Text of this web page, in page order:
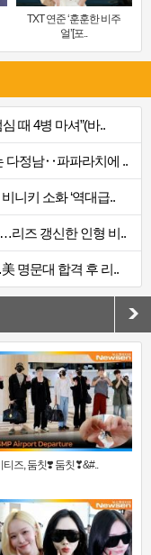
TXT 연준 ‘훈훈한 비주
얼’[포..
때 4병 마셔”(바..
다정남‥파파라치에 ..
니키 소화 ‘역대급..
리즈 갱신한 인형 비..
명문대 합격 후 리..
티즈, 둠칫❣️ 둠칫❣&#..